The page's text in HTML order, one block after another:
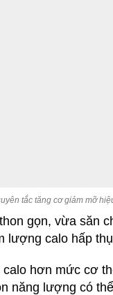
tắc tăng cơ giảm mỡ
gọn, vừa săn
lượng calo hấp
hơn mức cơ
lượng có